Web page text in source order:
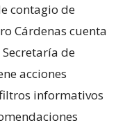
contagio de
Cárdenas cuenta
de
acciones
informativos